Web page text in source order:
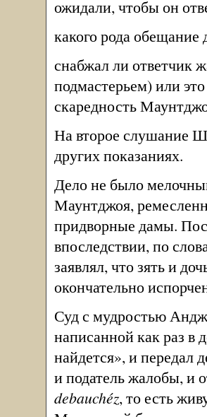
ожидали, чтобы он
какого рода обещание
снабжал ли ответчик
подмастерьем) или
скаредность
На второе слушание
других показаниях.
Дело не было
Маунтджоя,
придворные дамы.
впоследствии, по
заявлял, что зять и
окончательно
Суд с мудростью
написанной как раз в
найдется», и передал
и податель жалобы, и
debauchéz, то есть